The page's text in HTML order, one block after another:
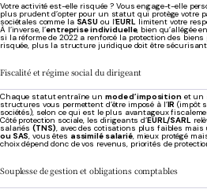
Votre activité est-elle risquée ? Vous engage-t-elle
plus prudent d’opter pour un statut qui protège votre
sociétales comme la SASU ou l’EURLlimitent votre
À l’inverse, l’entreprise individuelle, bien qu’allégée
si la réforme de 2022 a renforcé la protection des
risquée, plus la structure juridique doit être
Fiscalité et régime social du dirigeant
Chaque statut entraîne un mode d’impositionet un
structures vous permettent d’être imposé à l’IR (impôt
sociétés), selon ce qui est le plus avantageux
Côté protection sociale, les dirigeants d’EURL/SARL
salariés (TNS), avec des cotisations plus faibles
ou SAS, vous êtes assimilé salarié, mieux protégé
choix dépend donc de vos revenus, priorités de
Souplesse de gestion et obligations comptables